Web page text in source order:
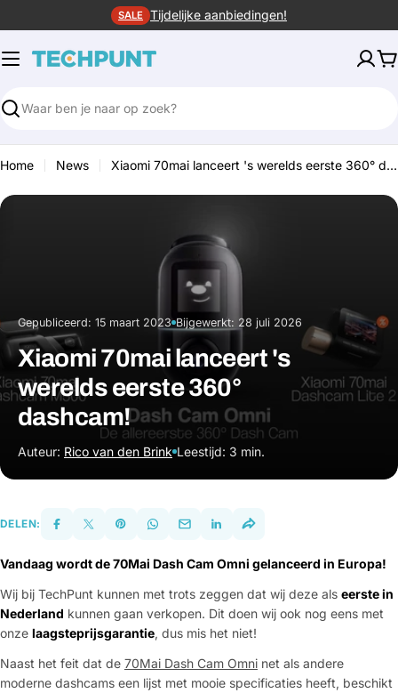
naar
inhoud
SALE Tijdelijke aanbiedingen!
Zoeken
Home News Xiaomi 70mai lanceert 's werelds eerste 360° dashcam!
Gepubliceerd: 15 maart 2023
·
Bijgewerkt: 28 juli 2026
Xiaomi 70mai lanceert 's
werelds eerste 360°
dashcam!
Auteur: Rico van den Brink Leestijd: 3 min.
DELEN:
Vandaag wordt de 70Mai Dash Cam Omni gelanceerd in Europa!
Wij bij TechPunt kunnen met trots zeggen dat wij deze als eerste in
Nederland kunnen gaan verkopen. Dit doen wij ook nog eens met
onze laagsteprijsgarantie, dus mis het niet!
Naast het feit dat de 70Mai Dash Cam Omni net als andere
moderne dashcams een lijst met mooie specificaties heeft, beschikt